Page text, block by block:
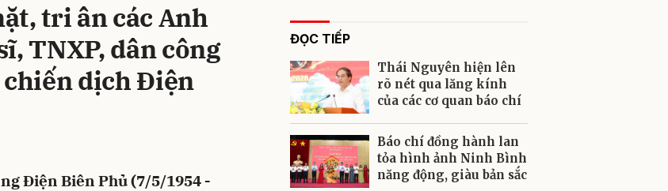
tri ân các Anh
TNXP, dân công
dịch Điện
Điện Biên Phủ (7/5/1954 -
ĐỌC TIẾP
Thái Nguyên hiện lên
rõ nét qua lăng kính
của các cơ quan báo chí
Báo chí đồng hành lan
tỏa hình ảnh Ninh Bình
năng động, giàu bản sắc
Gửi